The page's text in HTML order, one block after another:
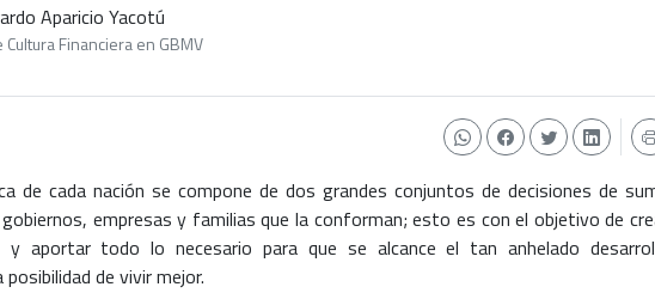
Aparicio Yacotú
Financiera en GBMV
de cada nación se compone de dos grandes conjuntos de decisiones de
empresas y familias que la conforman; esto es con el objetivo de
y aportar todo lo necesario para que se alcance el tan anhelado
de vivir mejor.